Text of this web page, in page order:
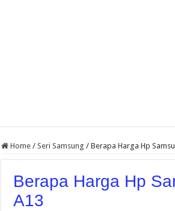
Home / Seri Samsung / Berapa Harga Hp
Berapa Harga Hp
A13